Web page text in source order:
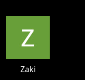
Zaki